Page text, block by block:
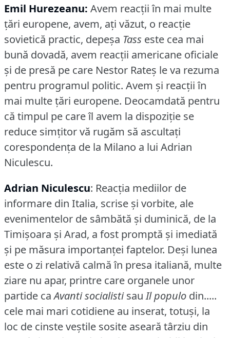
Emil Hurezeanu: Avem reacţii în mai multe
ţări europene, avem, aţi văzut, o reacţie
sovietică practic, depeşa Tass este cea mai
bună dovadă, avem reacţii americane oficiale
şi de presă pe care Nestor Rateş le va rezuma
pentru programul politic. Avem şi reacţii în
mai multe ţări europene. Deocamdată pentru
că timpul pe care îl avem la dispoziţie se
reduce simţitor vă rugăm să ascultaţi
corespondenţa de la Milano a lui Adrian
Niculescu.
Adrian Niculescu: Reacţia mediilor de
informare din Italia, scrise şi vorbite, ale
evenimentelor de sâmbătă şi duminică, de la
Timişoara şi Arad, a fost promptă şi imediată
şi pe măsura importanţei faptelor. Deşi lunea
este o zi relativă calmă în presa italiană, multe
ziare nu apar, printre care organele unor
partide caAvanti socialistisauIl populo din.....
cele mai mari cotidiene au inserat, totuşi, la
loc de cinste veştile sosite aseară târziu din